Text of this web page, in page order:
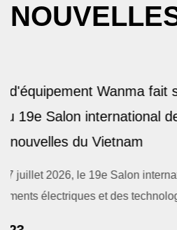
d'...
Les forces de
La conférence
2026 de Wanma
termine avec
Afin d'examiner de
réalisations